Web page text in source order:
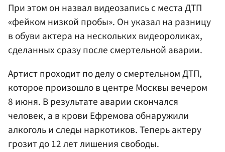
При этом он назвал видеозапись с места ДТП
«фейком низкой пробы». Он указал на разницу
в обуви актера на нескольких видеороликах,
сделанных сразу после смертельной аварии.
Артист проходит по делу о смертельном ДТП,
которое произошло в центре Москвы вечером
8 июня. В результате аварии скончался
человек, а в крови Ефремова обнаружили
алкоголь и следы наркотиков. Теперь актеру
грозит до 12 лет лишения свободы.